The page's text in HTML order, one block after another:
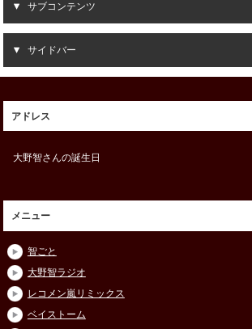
サブコンテンツ
サイドバー
アドレス
大野智さんの誕生日
メニュー
智ごと
大野智ラジオ
レコメン嵐リミックス
ベイストーム